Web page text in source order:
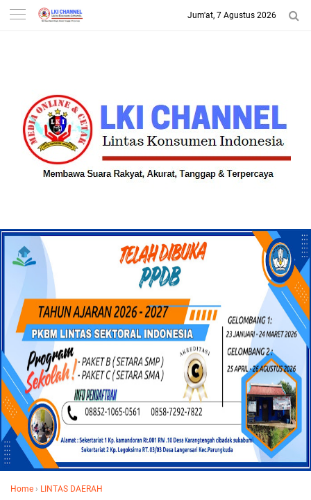
-->
Jum'at, 7 Agustus 2026
Home › LINTAS DAERAH